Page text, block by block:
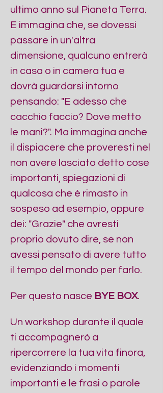
ultimo anno sul Pianeta Terra.
E immagina che, se dovessi
passare in un'altra
dimensione, qualcuno entrerà
in casa o in camera tua e
dovrà guardarsi intorno
pensando: "E adesso che
cacchio faccio? Dove metto
le mani?". Ma immagina anche
il dispiacere che proveresti nel
non avere lasciato detto cose
importanti, spiegazioni di
qualcosa che è rimasto in
sospeso ad esempio, oppure
dei: "Grazie" che avresti
proprio dovuto dire, se non
avessi pensato di avere tutto
il tempo del mondo per farlo.
Per questo nasce BYE BOX.
Un workshop durante il quale
ti accompagnerò a
ripercorrere la tua vita finora,
evidenziando i momenti
importanti e le frasi o parole